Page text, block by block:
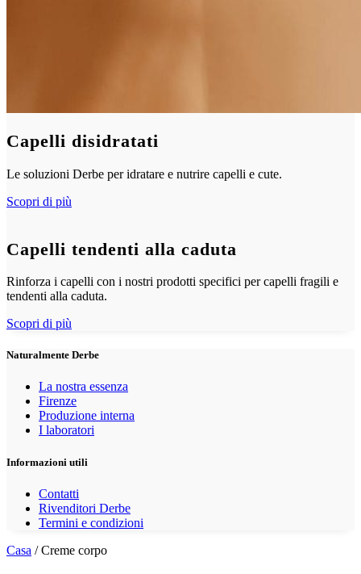
Capelli disidratati
Le soluzioni Derbe per idratare e nutrire capelli e cute.
Scopri di più
Capelli tendenti alla caduta
Rinforza i capelli con i nostri prodotti specifici per capelli fragili e
tendenti alla caduta.
Scopri di più
Naturalmente Derbe
La nostra essenza
Firenze
Produzione interna
I laboratori
Informazioni utili
Contatti
Rivenditori Derbe
Termini e condizioni
Casa / Creme corpo